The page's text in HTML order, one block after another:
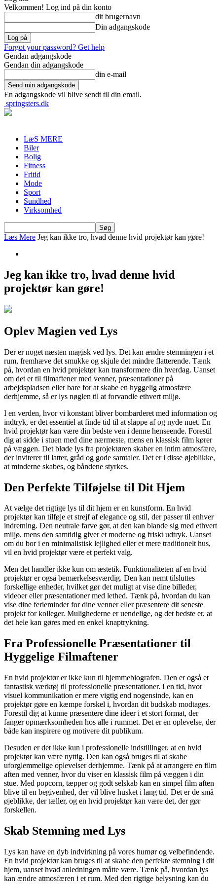
Velkommen! Log ind på din konto
dit brugernavn
Din adgangskode
Forgot your password? Get help
Gendan adgangskode
Gendan din adgangskode
din e-mail
En adgangskode vil blive sendt til din email.
springsters.dk
LæS MERE
Biler
Bolig
Fitness
Fritid
Mode
Sport
Sundhed
Virksomhed
Læs Mere Jeg kan ikke tro, hvad denne hvid projektør kan gøre!
Jeg kan ikke tro, hvad denne hvid
projektør kan gøre!
Oplev Magien ved Lys
Der er noget næsten magisk ved lys. Det kan ændre stemningen i et
rum, fremhæve det smukke og skjule det mindre flatterende. Tænk
på, hvordan en hvid projektør kan transformere din hverdag. Uanset
om det er til filmaftener med venner, præsentationer på
arbejdspladsen eller bare for at skabe en hyggelig atmosfære
derhjemme, så er lys nøglen til at forvandle ethvert miljø.
I en verden, hvor vi konstant bliver bombarderet med information og
indtryk, er det essentiel at finde tid til at slappe af og nyde nuet. En
hvid projektør kan være din bedste ven i denne henseende. Forestil
dig at sidde i stuen med dine nærmeste, mens en klassisk film kører
på væggen. Det bløde lys fra projektøren skaber en intim atmosfære,
der inviterer til latter, gråd og gode samtaler. Det er i disse øjeblikke,
at minderne skabes, og båndene styrkes.
Den Perfekte Tilføjelse til Dit Hjem
At vælge det rigtige lys til dit hjem er en kunstform. En hvid
projektør kan tilføje et strejf af elegance og stil, der passer til enhver
indretning. Den neutrale farve gør, at den kan blande sig med ethvert
miljø, mens den samtidig giver et moderne og friskt udtryk. Uanset
om du bor i en minimalistisk lejlighed eller et mere traditionelt hus,
vil en hvid projektør være et perfekt valg.
Men det handler ikke kun om æstetik. Funktionaliteten af en hvid
projektør er også bemærkelsesværdig. Den kan nemt tilsluttes
forskellige enheder, hvilket gør det muligt at vise dine billeder,
videoer eller præsentationer med lethed. Tænk på, hvordan du kan
vise dine ferieminder for dine venner eller præsentere dit seneste
projekt for kolleger. Mulighederne er uendelige, og det bedste er, at
det hele kan gøres med en enkel knaptrykning.
Fra Professionelle Præsentationer til
Hyggelige Filmaftener
En hvid projektør er ikke kun til hjemmebiografen. Den er også et
fantastisk værktøj til professionelle præsentationer. I en tid, hvor
visuel kommunikation er mere vigtig end nogensinde, kan en
projektør gøre en kæmpe forskel i, hvordan dit budskab modtages.
Forestil dig at kunne præsentere dine ideer i et stort format, der
fanger opmærksomheden hos alle i rummet. Det er en oplevelse, der
både kan inspirere og motivere dit publikum.
Desuden er det ikke kun i professionelle indstillinger, at en hvid
projektør kan være nyttig. Den kan også bruges til at skabe
uforglemmelige oplevelser derhjemme. Tænk på at arrangere en film
aften med venner, hvor du viser en klassisk film på væggen i din
stue. Med popcorn, tæpper og godt selskab kan en simpel film aften
blive til en begivenhed, der vil blive husket i lang tid. Det er de små
øjeblikke, der tæller, og en hvid projektør kan være det, der gør
forskellen.
Skab Stemning med Lys
Lys kan have en dyb indvirkning på vores humør og velbefindende.
En hvid projektør kan bruges til at skabe den perfekte stemning i dit
hjem, uanset hvad anledningen måtte være. Tænk på, hvordan lys
kan ændre atmosfæren i et rum. Med den rigtige belysning kan du